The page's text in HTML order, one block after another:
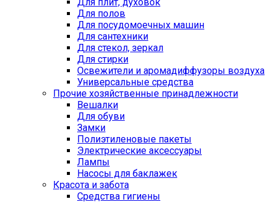
Для плит, духовок
Для полов
Для посудомоечных машин
Для сантехники
Для стекол, зеркал
Для стирки
Освежители и аромадиффузоры воздуха
Универсальные средства
Прочие хозяйственные принадлежности
Вешалки
Для обуви
Замки
Полиэтиленовые пакеты
Электрические аксессуары
Лампы
Насосы для баклажек
Красота и забота
Средства гигиены